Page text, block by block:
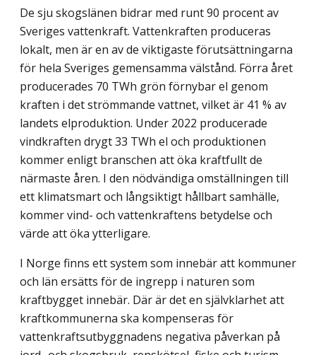
De sju skogslänen bidrar med runt 90 procent av
Sveriges vattenkraft. Vattenkraften produceras
lokalt, men är en av de viktigaste förutsättningarna
för hela Sveriges gemen­samma välstånd. Förra året
producerades 70 TWh grön förnybar el genom
kraften i det strömmande vattnet, vilket är 41 % av
landets elproduktion. Under 2022 producerade
vindkraften drygt 33 TWh el och produktionen
kommer enligt branschen att öka kraft­fullt de
närmaste åren. I den nödvändiga omställningen till
ett klimatsmart och lång­siktigt hållbart samhälle,
kommer vind- och vattenkraftens betydelse och
värde att öka ytterligare.
I Norge finns ett system som innebär att kommuner
och län ersätts för de ingrepp i naturen som
kraftbygget innebär. Där är det en självklarhet att
kraftkommunerna ska kompenseras för
vattenkraftsutbyggnadens negativa påverkan på